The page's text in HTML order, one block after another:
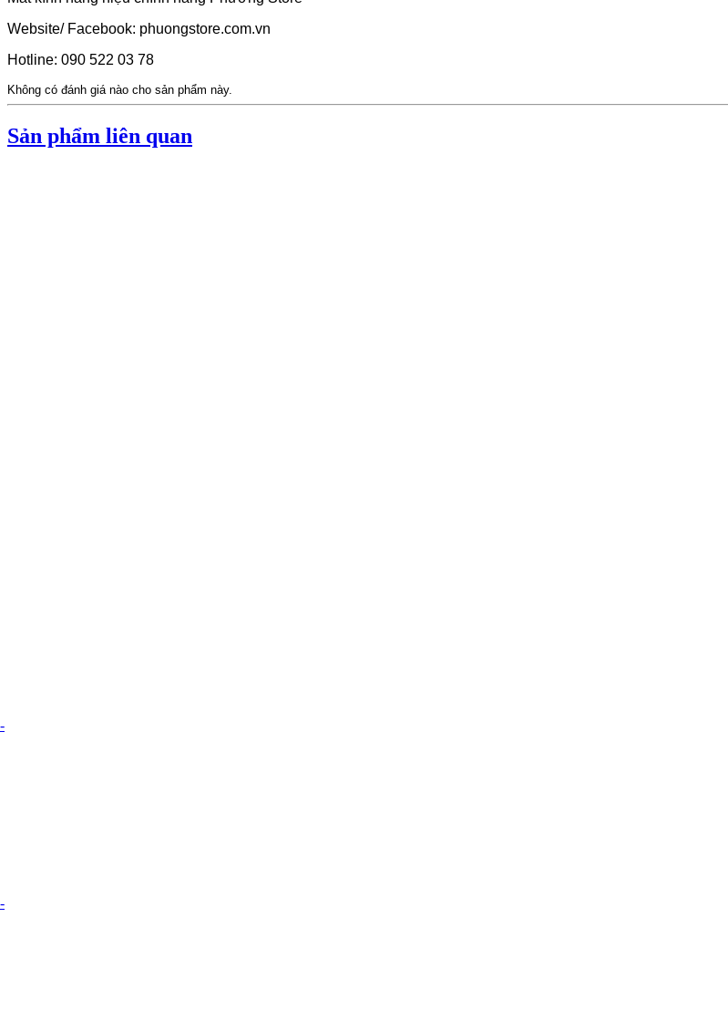
Website/ Facebook: phuongstore.com.vn
Hotline: 090 522 03 78
Không có đánh giá nào cho sản phẩm này.
Sản phẩm liên quan